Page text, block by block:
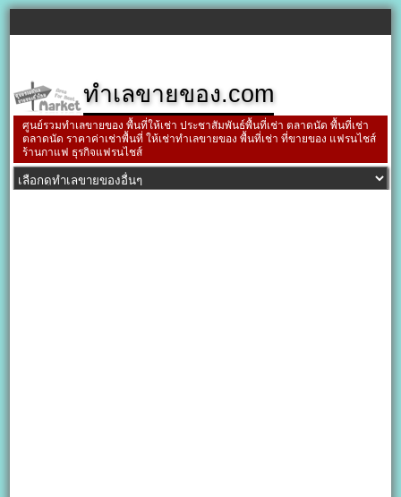
ทำเลขายของ.com
ศูนย์รวมทำเลขายของ พื้นที่ให้เช่า ประชาสัมพันธ์พื้นที่เช่า ตลาดนัด พื้นที่เช่า
ตลาดนัด ราคาค่าเช่าพื้นที่ ให้เช่าทำเลขายของ พื้นที่เช่า ที่ขายของ แฟรนไชส์
ร้านกาแฟ ธุรกิจแฟรนไชส์